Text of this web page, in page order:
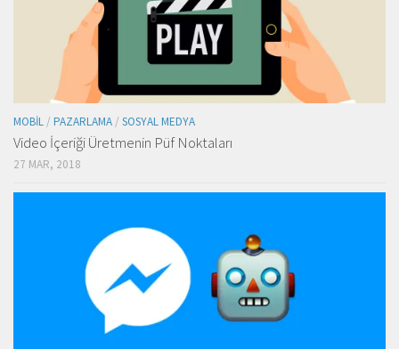
MOBIL / PAZARLAMA / SOSYAL MEDYA
Video İçeriği Üretmenin Püf Noktaları
27 MAR, 2018